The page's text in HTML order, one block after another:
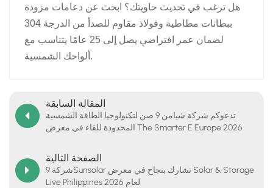
هل ترغب في تحديث حاويتك؟ ابحث عن دعامات مزودة
ببطانات مطاطية وفولاذ مقاوم للصدأ من الدرجة 304
لضمان عمر افتراضي يصل إلى 25 عامًا يتناسب مع
ألواحك الشمسية.
المقالة السابقة
تدعوكم شركة شيامن 9 صن لتكنولوجيا الطاقة الشمسية
المحدودة للقاء في معرض The Smarter E Europe 2026
الصفحة التالية
شركة 9Sunsolar تشارك بنجاح في معرض Solar & Storage
Live Philippines لعام 2026